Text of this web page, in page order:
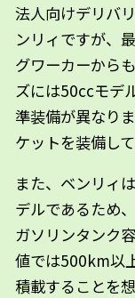
法人向けデリバ
ンリィですが、
グワーカーから
ズには50ccモデ
準装備が異なり
ケットを装備して
また、ベンリィ
デルであるため
ガソリンタンク
値では500km以
積載することを